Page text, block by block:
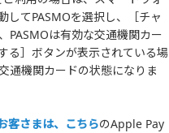
してPASMOを選択し、［チャ
PASMOは有効な交通機関カー
る］ボタンが表示されている場
通機関カードの状態になりま
さまは、こちらのApple Pay